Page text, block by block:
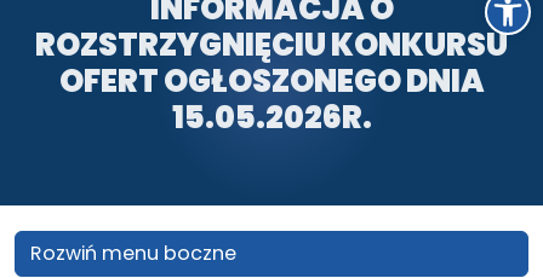
INFORMACJA O
ROZSTRZYGNIĘCIU KONKURSU
OFERT OGŁOSZONEGO DNIA
15.05.2026R.
Rozwiń menu boczne